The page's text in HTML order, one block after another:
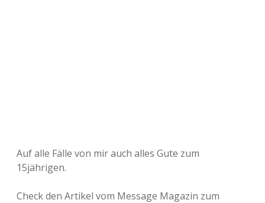
Auf alle Fälle von mir auch alles Gute zum
15jährigen.
Check den Artikel vom Message Magazin zum